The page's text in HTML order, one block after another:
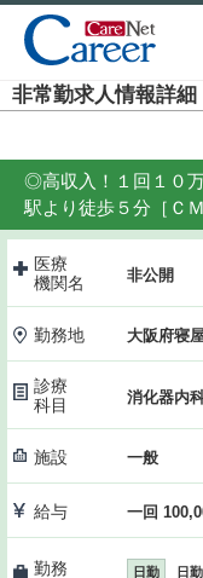
非常勤求人情報詳細
◎高収入！１回１０
駅より徒歩５分［ＣＭ
医療
機関名
非公開
勤務地 大阪府寝
診療
科目
消化器内
施設 一般
給与 一回
勤務
日勤
日勤